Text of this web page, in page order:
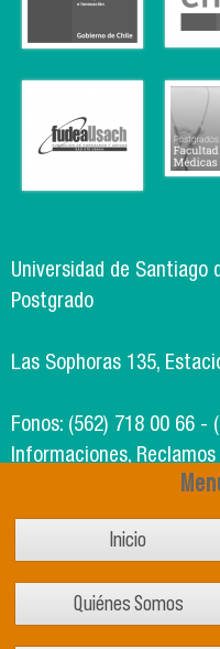
Inicio
Quiénes Somos
Universidad de Santiago
Postgrado
Las Sophoras 135,
Fonos: (562) 718 00 66 -
Informaciones,
Soporte Informático